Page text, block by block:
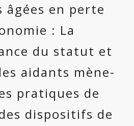
âgées en perte
: La
du statut et
aidants mène-
pratiques de
dispositifs de